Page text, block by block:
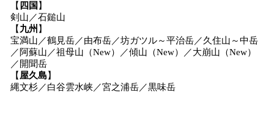
【 四国 】
剣山／石鎚山
【 九州 】
宝満山／鶴見岳／由布岳／坊ガツル～平治岳／久住山～中岳
／阿蘇山／祖母山（New）／傾山（New）／大崩山（New）
／開聞岳
【 屋久島 】
縄文杉／白谷雲水峡／宮之浦岳／黒味岳